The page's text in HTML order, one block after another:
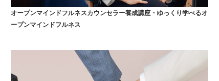
オープンマインドフルネスカウンセラー養成講座・ゆっくり学べるオ
ープンマインドフルネス